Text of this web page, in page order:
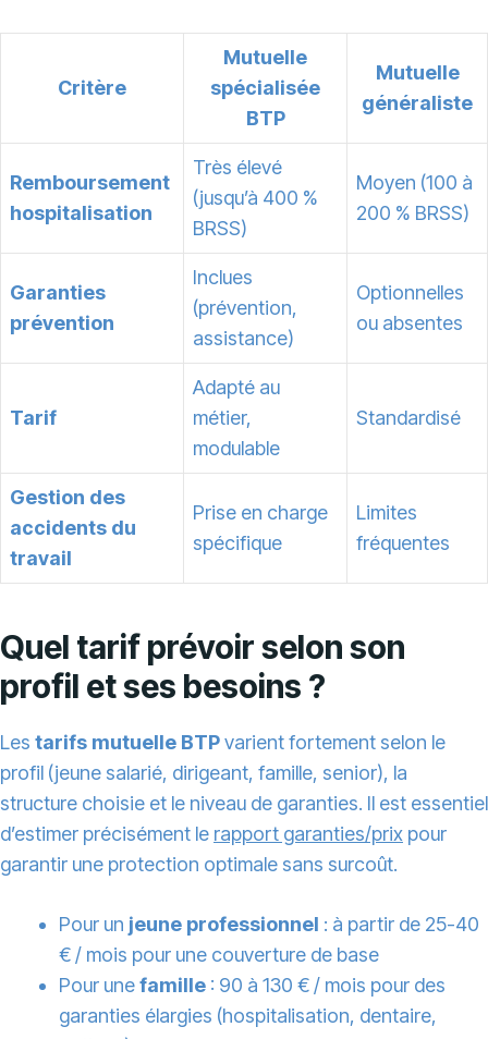
Critère
Mutuelle
spécialisée
BTP
Mutuelle
généraliste
Remboursement
hospitalisation
Très élevé
(jusqu’à 400 %
BRSS)
Moyen (100 à
200 % BRSS)
Garanties
prévention
Inclues
(prévention,
assistance)
Optionnelles
ou absentes
Tarif
Adapté au
métier,
modulable
Standardisé
Gestion des
accidents du
travail
Prise en charge
spécifique
Limites
fréquentes
Quel tarif prévoir selon son
profil et ses besoins ?
Les tarifs mutuelle BTPvarient fortement selon le
profil (jeune salarié, dirigeant, famille, senior), la
structure choisie et le niveau de garanties. Il est essentiel
d’estimer précisément le rapport garanties/prix pour
garantir une protection optimale sans surcoût.
Pour un jeune professionnel : à partir de 25-40
€ / mois pour une couverture de base
Pour unefamille : 90 à 130 € / mois pour des
garanties élargies (hospitalisation, dentaire,